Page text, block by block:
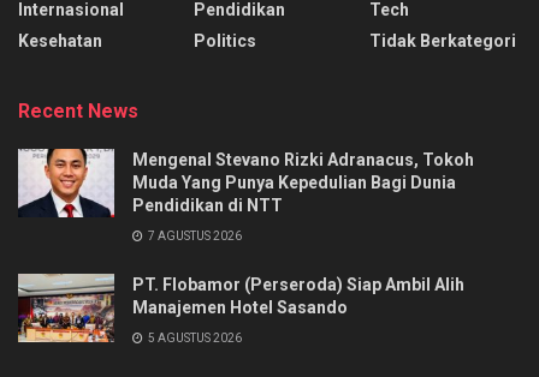
Internasional
Kesehatan
Pendidikan
Politics
Tech
Tidak Berkategori
Recent News
Mengenal Stevano Rizki Adranacus, Tokoh
Muda Yang Punya Kepedulian Bagi Dunia
Pendidikan di NTT
7 AGUSTUS 2026
PT. Flobamor (Perseroda) Siap Ambil Alih
Manajemen Hotel Sasando
5 AGUSTUS 2026